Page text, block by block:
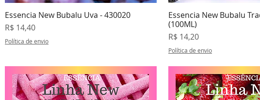
Visualização rápida
Essencia New Bubalu Uva - 430020
Preço
R$ 14,40
Política de envio
Visualização
Essencia New Bubalu
(100ML)
Preço
R$ 14,20
Política de envio